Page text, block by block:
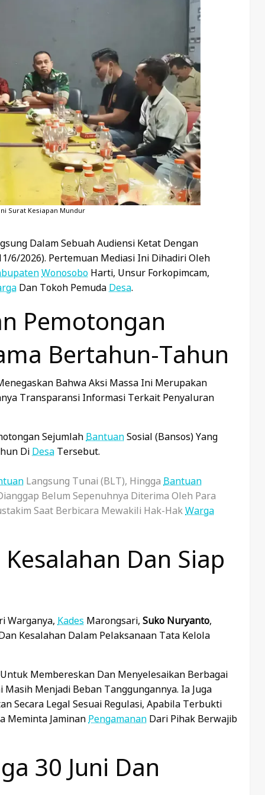
Surat Kesiapan Mundur
Dalam Sebuah Audiensi Ketat Dengan
6/2026). Pertemuan Mediasi Ini Dihadiri Oleh
Wonosobo Harti, Unsur Forkopimcam,
Dan Tokoh Pemuda Desa.
Pemotongan
Bertahun-Tahun
Bahwa Aksi Massa Ini Merupakan
Transparansi Informasi Terkait Penyaluran
Sejumlah BantuanSosial (bansos) Yang
Di Desa Tersebut.
Langsung Tunai (BLT), Hingga Bantuan
Belum Sepenuhnya Diterima Oleh Para
Saat Berbicara Mewakili Hak-HakWarga
Dan Siap
Warganya, Kades Marongsari, Suko Nuryanto,
Kesalahan Dalam Pelaksanaan Tata Kelola
Membereskan Dan Menyelesaikan Berbagai
Masih Menjadi Beban Tanggungannya. Ia Juga
Secara Legal Sesuai Regulasi, Apabila Terbukti
Meminta Jaminan Pengamanan Dari Pihak Berwajib
30 Juni Dan